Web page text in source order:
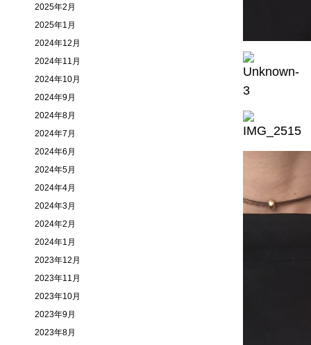
2025年2月
2025年1月
2024年12月
2024年11月
2024年10月
2024年9月
2024年8月
2024年7月
2024年6月
2024年5月
2024年4月
2024年3月
2024年2月
2024年1月
2023年12月
2023年11月
2023年10月
2023年9月
2023年8月